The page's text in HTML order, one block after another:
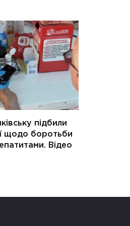
підбили
щодо боротьби
Відео